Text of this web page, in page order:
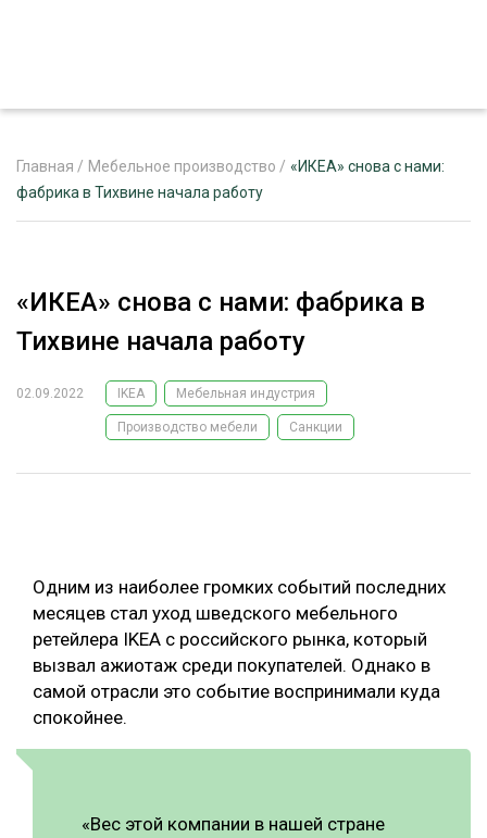
РЕКЛАМОДАТЕЛЯМ
ЛЕСНОЕ ХОЗЯЙСТВО
ЛЕСОЗАГОТОВКА
БИОЭНЕРГЕТИКА
ЛЕСОВОССТАНОВЛЕНИЕ И ЗАЩИТА
ЛОГИСТИКА
ПРОИЗВОДСТВО ДРЕВЕСНЫХ ПЛИТ
ЦБП
ТЕМАТИЧЕСКИЕ ПРОЕКТЫ
ПОДБОРКИ СТАТЕЙ
Главная / Мебельное производство / «ИКЕА» снова с нами:
фабрика в Тихвине начала работу
«ИКЕА» снова с нами: фабрика в
Тихвине начала работу
02.09.2022 IKEA Мебельная индустрия
Производство мебели Санкции
Одним из наиболее громких событий последних
месяцев стал уход шведского мебельного
ретейлера IKEA с российского рынка, который
вызвал ажиотаж среди покупателей. Однако в
самой отрасли это событие воспринимали куда
спокойнее.
«Вес этой компании в нашей стране